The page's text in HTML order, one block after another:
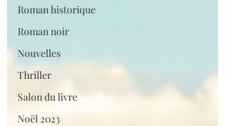
Roman historique
Roman noir
Nouvelles
Thriller
Salon du livre
Noël 2023